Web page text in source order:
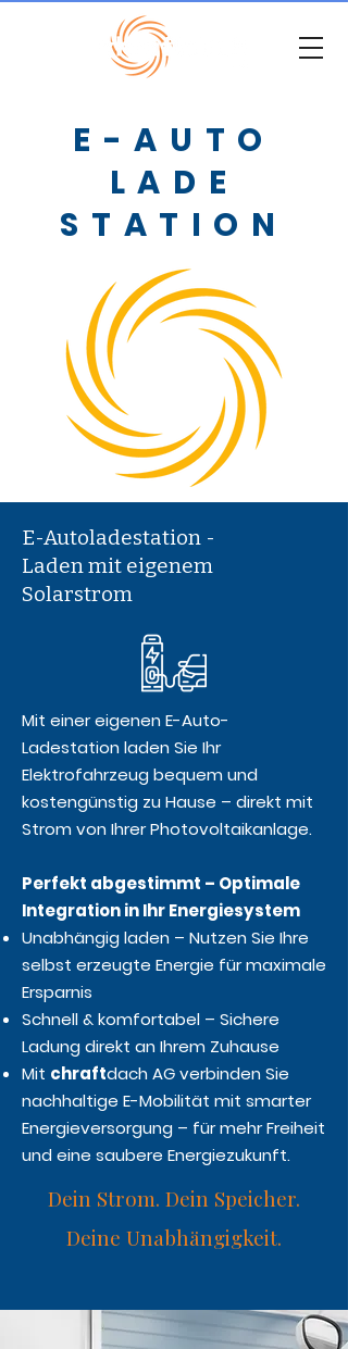
E-AUTO
LADE
STATION
E-Autoladestation -
Laden mit eigenem
Solarstrom
Mit einer eigenen E-Auto-
Ladestation laden Sie Ihr
Elektrofahrzeug bequem und
kostengünstig zu Hause – direkt mit
Strom von Ihrer Photovoltaikanlage.
Perfekt abgestimmt – Optimale
Integration in Ihr Energiesystem
Unabhängig laden – Nutzen Sie Ihre
selbst erzeugte Energie für maximale
Ersparnis
Schnell & komfortabel – Sichere
Ladung direkt an Ihrem Zuhause
Mit chraftdach AG verbinden Sie
nachhaltige E-Mobilität mit smarter
Energieversorgung – für mehr Freiheit
und eine saubere Energiezukunft.
Dein Strom. Dein Speicher.
Deine Unabhängigkeit.